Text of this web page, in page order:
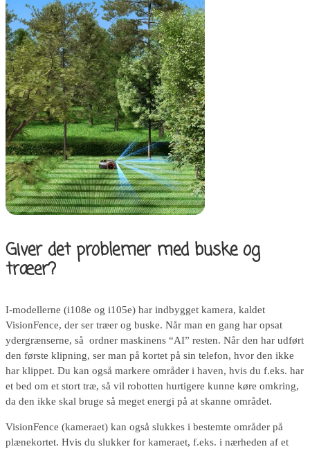
Giver det problemer med buske og
træer?
I-modellerne (i108e og i105e) har indbygget kamera, kaldet
VisionFence, der ser træer og buske. Når man en gang har opsat
ydergrænserne, så ordner maskinens “AI” resten. Når den har udført
den første klipning, ser man på kortet på sin telefon, hvor den ikke
har klippet. Du kan også markere områder i haven, hvis du f.eks. har
et bed om et stort træ, så vil robotten hurtigere kunne køre omkring,
da den ikke skal bruge så meget energi på at skanne området.
VisionFence (kameraet) kan også slukkes i bestemte områder på
plænekortet. Hvis du slukker for kameraet, f.eks. i nærheden af ​​et